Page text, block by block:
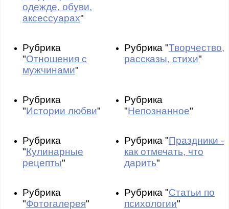
одежде, обуви,
аксессуарах"
Рубрика
"Отношения с
мужчинами"
Рубрика "Творчество,
рассказы, стихи"
Рубрика
"Истории любви"
Рубрика
"Непознанное"
Рубрика
"Кулинарные
рецепты"
Рубрика "Праздники -
как отмечать, что
дарить"
Рубрика
"Фотогалерея"
Рубрика "Статьи по
психологии"